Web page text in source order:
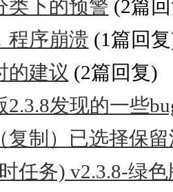
类下的预警 (2篇
程序崩溃 (1篇回
的建议 (2篇回复)
2.3.8发现的一些
复制）已选择保
任务) v2.3.8-绿